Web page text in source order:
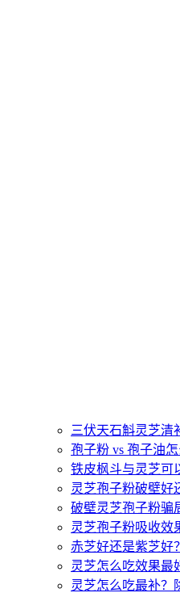
三伏天石斛灵芝清
孢子粉 vs 孢子油怎
铁皮枫斗与灵芝可
灵芝孢子粉破壁好
破壁灵芝孢子粉骗
灵芝孢子粉吸收效
赤芝好还是紫芝好
灵芝怎么吃效果最
灵芝怎么吃最补？